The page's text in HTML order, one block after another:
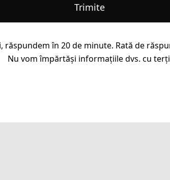
Trimite
răspundem în 20 de minute. Rată de
Nu vom împărtăși informațiile dvs. cu